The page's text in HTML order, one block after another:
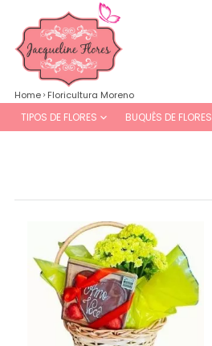
TIPOS DE FLORES BUQUÊS DE FLORES
Home Floricultura Moreno